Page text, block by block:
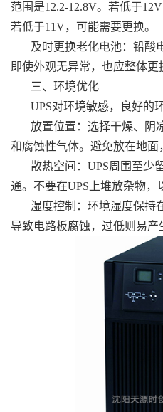
范围是12.2-12.8V。若低于
若低于11V，可能需要更换。
及时更换老化电池：铅酸
即使外观无异常，也应整体更
三、环境优化
UPS对环境敏感，良好的
放置位置：选择干燥、阴
和腐蚀性气体。避免放在地面
散热空间：UPS周围至少
通。不要在UPS上堆放杂物，
湿度控制：环境湿度保持
导致电路板腐蚀，过低则易产